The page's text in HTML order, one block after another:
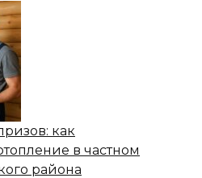
как
в частном
района